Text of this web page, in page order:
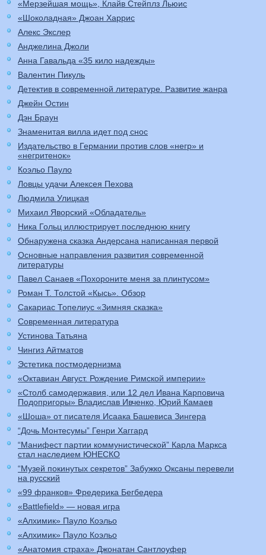
«Мерзейшая мощь», Клайв Стейплз Льюис
«Шоколадная» Джоан Харрис
Алекс Экслер
Анджелина Джоли
Анна Гавальда «35 кило надежды»
Валентин Пикуль
Детектив в современной литературе. Развитие жанра
Джейн Остин
Дэн Браун
Знаменитая вилла идет под снос
Издательство в Германии против слов «негр» и
«негритенок»
Коэльо Пауло
Ловцы удачи Алексея Пехова
Людмила Улицкая
Михаил Яворский «Обладатель»
Ника Гольц иллюстрирует последнюю книгу
Обнаружена сказка Андерсана написанная первой
Основные направления развития современной
литературы
Павел Санаев «Похороните меня за плинтусом»
Роман Т. Толстой «Кысь». Обзор
Сакариас Топелиус «Зимняя сказка»
Современная литература
Устинова Татьяна
Чингиз Айтматов
Эстетика постмодернизма
«Октавиан Август. Рождение Римской империи»
«Столб самодержавия, или 12 дел Ивана Карповича
Подопригоры» Владислав Ивченко, Юрий Камаев
«Шоша» от писателя Исаака Башевиса Зингера
“Дочь Монтесумы” Генри Хаггард
“Манифест партии коммунистической” Карла Маркса
стал наследием ЮНЕСКО
“Музей покинутых секретов” Забужко Оксаны перевели
на русский
«99 франков» Фредерика Бегбедера
«Battlefield» — новая игра
«Алхимик» Пауло Коэльо
«Алхимик» Пауло Коэльо
«Анатомия страха» Джонатан Сантлоуфер